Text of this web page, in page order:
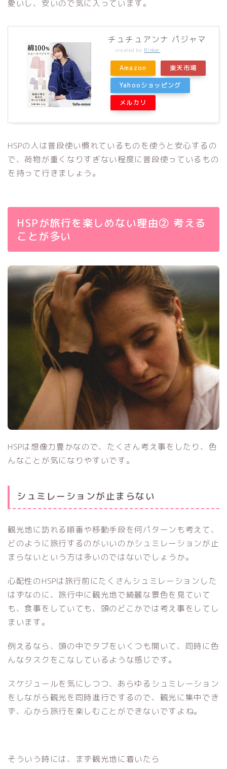
愛いし、安いので気に入っています。
チュチュアンナ パジャマ
created by Rinker
Amazon
楽天市場
Yahooショッピング
メルカリ
HSPの人は普段使い慣れているものを使うと安心するの
で、荷物が重くなりすぎない程度に普段使っているもの
を持って行きましょう。
HSPが旅行を楽しめない理由② 考える
ことが多い
HSPは想像力豊かなので、たくさん考え事をしたり、色
んなことが気になりやすいです。
シュミレーションが止まらない
観光地に訪れる順番や移動手段を何パターンも考えて、
どのように旅行するのがいいのかシュミレーションが止
まらないという方は多いのではないでしょうか。
心配性のHSPは旅行前にたくさんシュミレーションした
はずなのに、旅行中に観光地で綺麗な景色を見ていて
も、食事をしていても、頭のどこかでは考え事をしてし
まいます。
例えるなら、頭の中でタブをいくつも開いて、同時に色
んなタスクをこなしているような感じです。
スケジュールを気にしつつ、あらゆるシュミレーション
をしながら観光を同時進行でするので、観光に集中でき
ず、心から旅行を楽しむことができないですよね。
そういう時には、まず観光地に着いたら